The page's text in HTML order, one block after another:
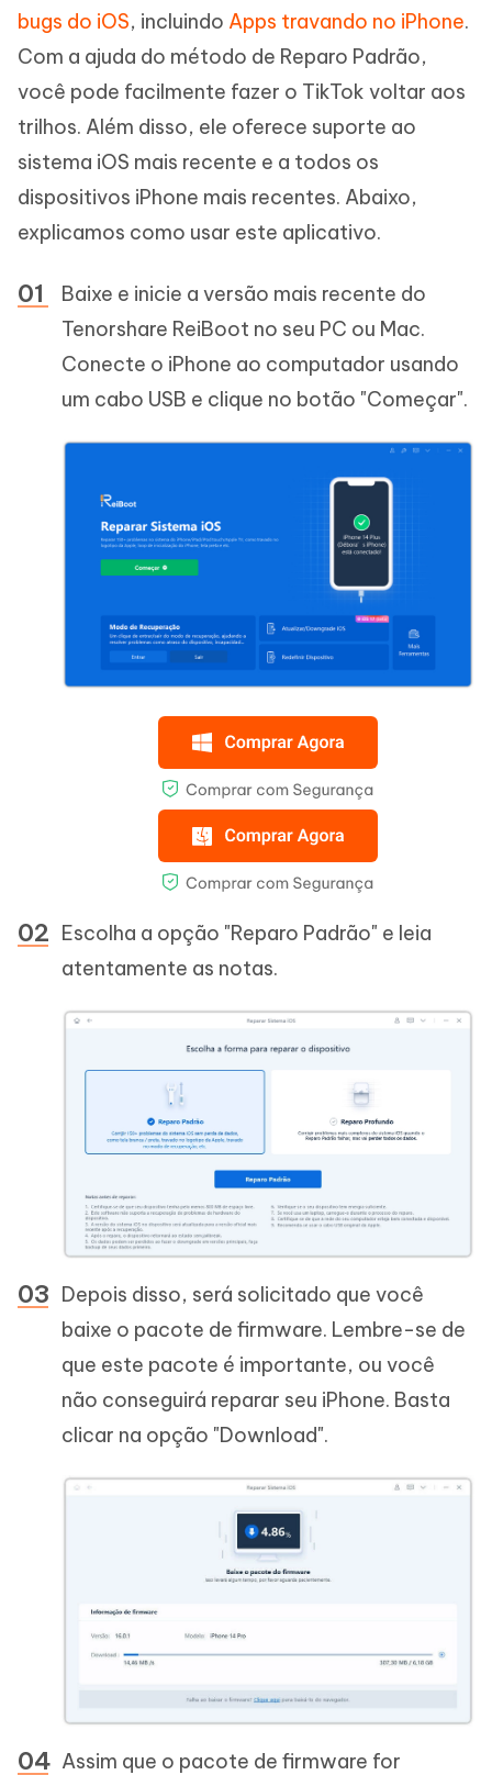
bugs do iOS, incluindo Apps travando no iPhone.
Com a ajuda do método de Reparo Padrão,
você pode facilmente fazer o TikTok voltar aos
trilhos. Além disso, ele oferece suporte ao
sistema iOS mais recente e a todos os
dispositivos iPhone mais recentes. Abaixo,
explicamos como usar este aplicativo.
Baixe e inicie a versão mais recente do
Tenorshare ReiBoot no seu PC ou Mac.
Conecte o iPhone ao computador usando
um cabo USB e clique no botão "Começar".
Escolha a opção "Reparo Padrão" e leia
atentamente as notas.
Depois disso, será solicitado que você
baixe o pacote de firmware. Lembre-se de
que este pacote é importante, ou você
não conseguirá reparar seu iPhone. Basta
clicar na opção "Download".
Assim que o pacote de firmware for